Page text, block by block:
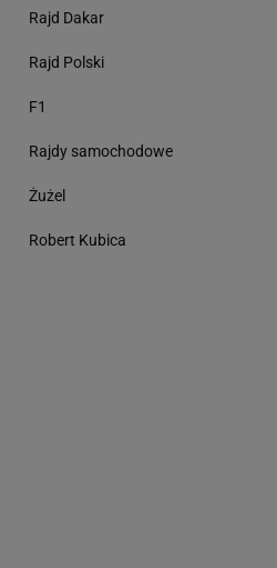
Rajd Dakar
Rajd Polski
F1
Rajdy samochodowe
Żużel
Robert Kubica